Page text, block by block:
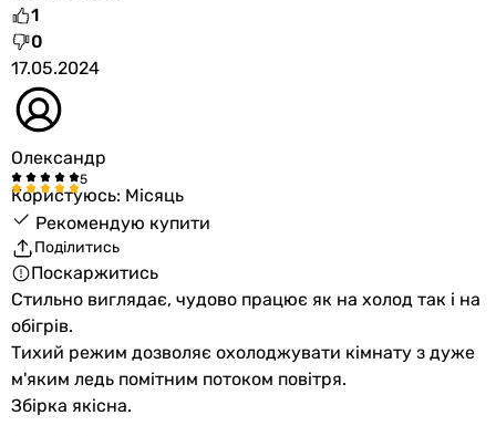
1
0
17.05.2024
Олександр
Користуюсь: Місяць
Рекомендую купити
Поділитись
Поскаржитись
Стильно виглядає, чудово працює як на холод так і на
обігрів.
Тихий режим дозволяє охолоджувати кімнату з дуже
м'яким ледь помітним потоком повітря.
Збірка якісна.